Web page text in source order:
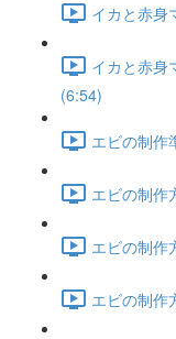
イカと赤身
イカと赤身
(6:54)
エビの制作
エビの制作
エビの制作
エビの制作